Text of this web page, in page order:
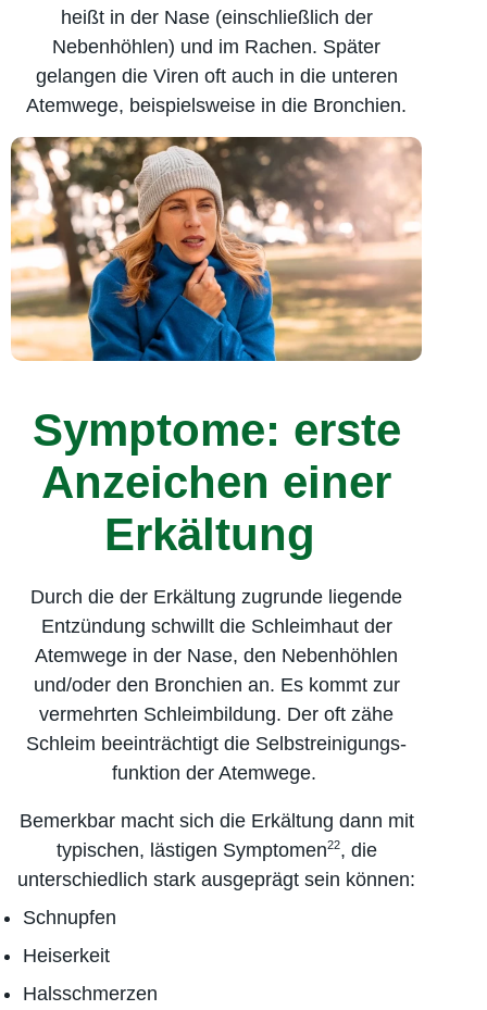
heißt in der Nase (einschließlich der
Nebenhöhlen) und im Rachen. Später
gelangen die Viren oft auch in die unteren
Atemwege, beispielsweise in die Bronchien.
Symptome: erste
Anzeichen einer
Erkältung
Durch die der Erkältung zugrunde liegende
Entzündung schwillt die Schleimhaut der
Atemwege in der Nase, den Nebenhöhlen
und/oder den Bronchien an. Es kommt zur
vermehrten Schleimbildung. Der oft zähe
Schleim beeinträchtigt die Selbstreinigungs­
funktion der Atemwege.
Bemerkbar macht sich die Erkältung dann mit
typischen, lästigen Symptomen22, die
unterschiedlich stark ausgeprägt sein können:
Schnupfen
Heiserkeit
Halsschmerzen